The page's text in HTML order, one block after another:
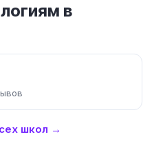
в
школ →